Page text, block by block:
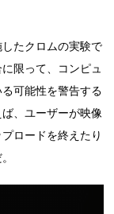
たクロムの実験で
限って、コンピュ
可能性を警告する
、ユーザーが映像
ロードを終えたり